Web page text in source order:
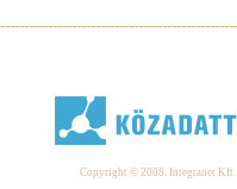
Copyright © 2008. Integranet Kft.